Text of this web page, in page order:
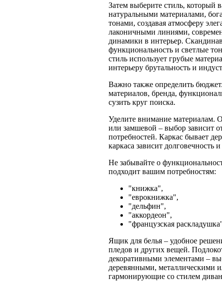
Затем выберите стиль, который
натуральными материалами,
тонами, создавая атмосферу
лаконичными линиями,
динамики в интерьер.
функциональность и светлые
стиль использует грубые
интерьеру брутальность и
Важно также определить
материалов, бренда,
сузить круг поиска.
Уделите внимание материалам.
или замшевой – выбор зависит
потребностей. Каркас бывает
каркаса зависит долговечность
Не забывайте о
подходит вашим потребностям:
"книжка",
"еврокнижка",
"дельфин",
"аккордеон",
"французская
Ящик для белья – удобное
пледов и других вещей.
декоративными элементами –
деревянными, металлическими
гармонирующие со стилем